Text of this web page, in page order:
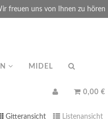
freuen uns von Ihnen zu hören
MIDEL
0,00 €
Gitteransicht Listenansicht